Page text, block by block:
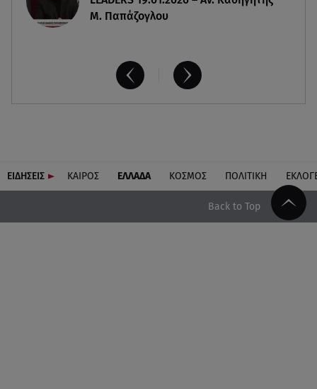
Μ. Παπάζογλου
ΕΙΔΗΣΕΙΣ ΚΑΙΡΟΣ ΕΛΛΑΔΑ ΚΟΣΜΟΣ ΠΟΛΙΤΙΚΗ
Back to Top